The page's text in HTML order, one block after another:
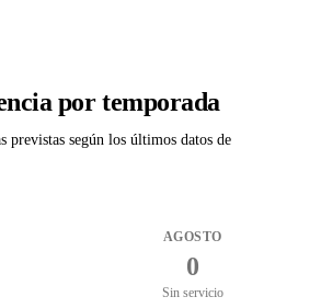
por temporada
previstas según los últimos datos de
AGOSTO
0
Sin servicio